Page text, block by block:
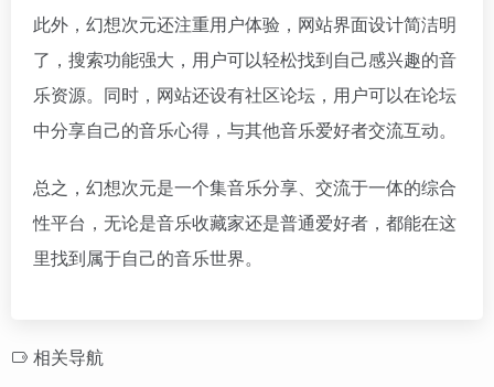
此外，幻想次元还注重用户体验，网站界面设计简洁明
了，搜索功能强大，用户可以轻松找到自己感兴趣的音
乐资源。同时，网站还设有社区论坛，用户可以在论坛
中分享自己的音乐心得，与其他音乐爱好者交流互动。
总之，幻想次元是一个集音乐分享、交流于一体的综合
性平台，无论是音乐收藏家还是普通爱好者，都能在这
里找到属于自己的音乐世界。
相关导航